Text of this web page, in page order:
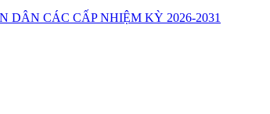
CÁC CẤP NHIỆM KỲ 2026-2031